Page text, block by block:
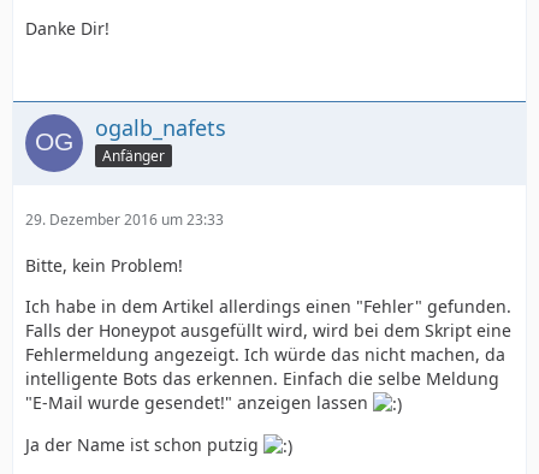
Danke Dir!
ogalb_nafets
Anfänger
29. Dezember 2016 um 23:33
Bitte, kein Problem!
Ich habe in dem Artikel allerdings einen "Fehler" gefunden.
Falls der Honeypot ausgefüllt wird, wird bei dem Skript eine
Fehlermeldung angezeigt. Ich würde das nicht machen, da
intelligente Bots das erkennen. Einfach die selbe Meldung
"E-Mail wurde gesendet!" anzeigen lassen
Ja der Name ist schon putzig